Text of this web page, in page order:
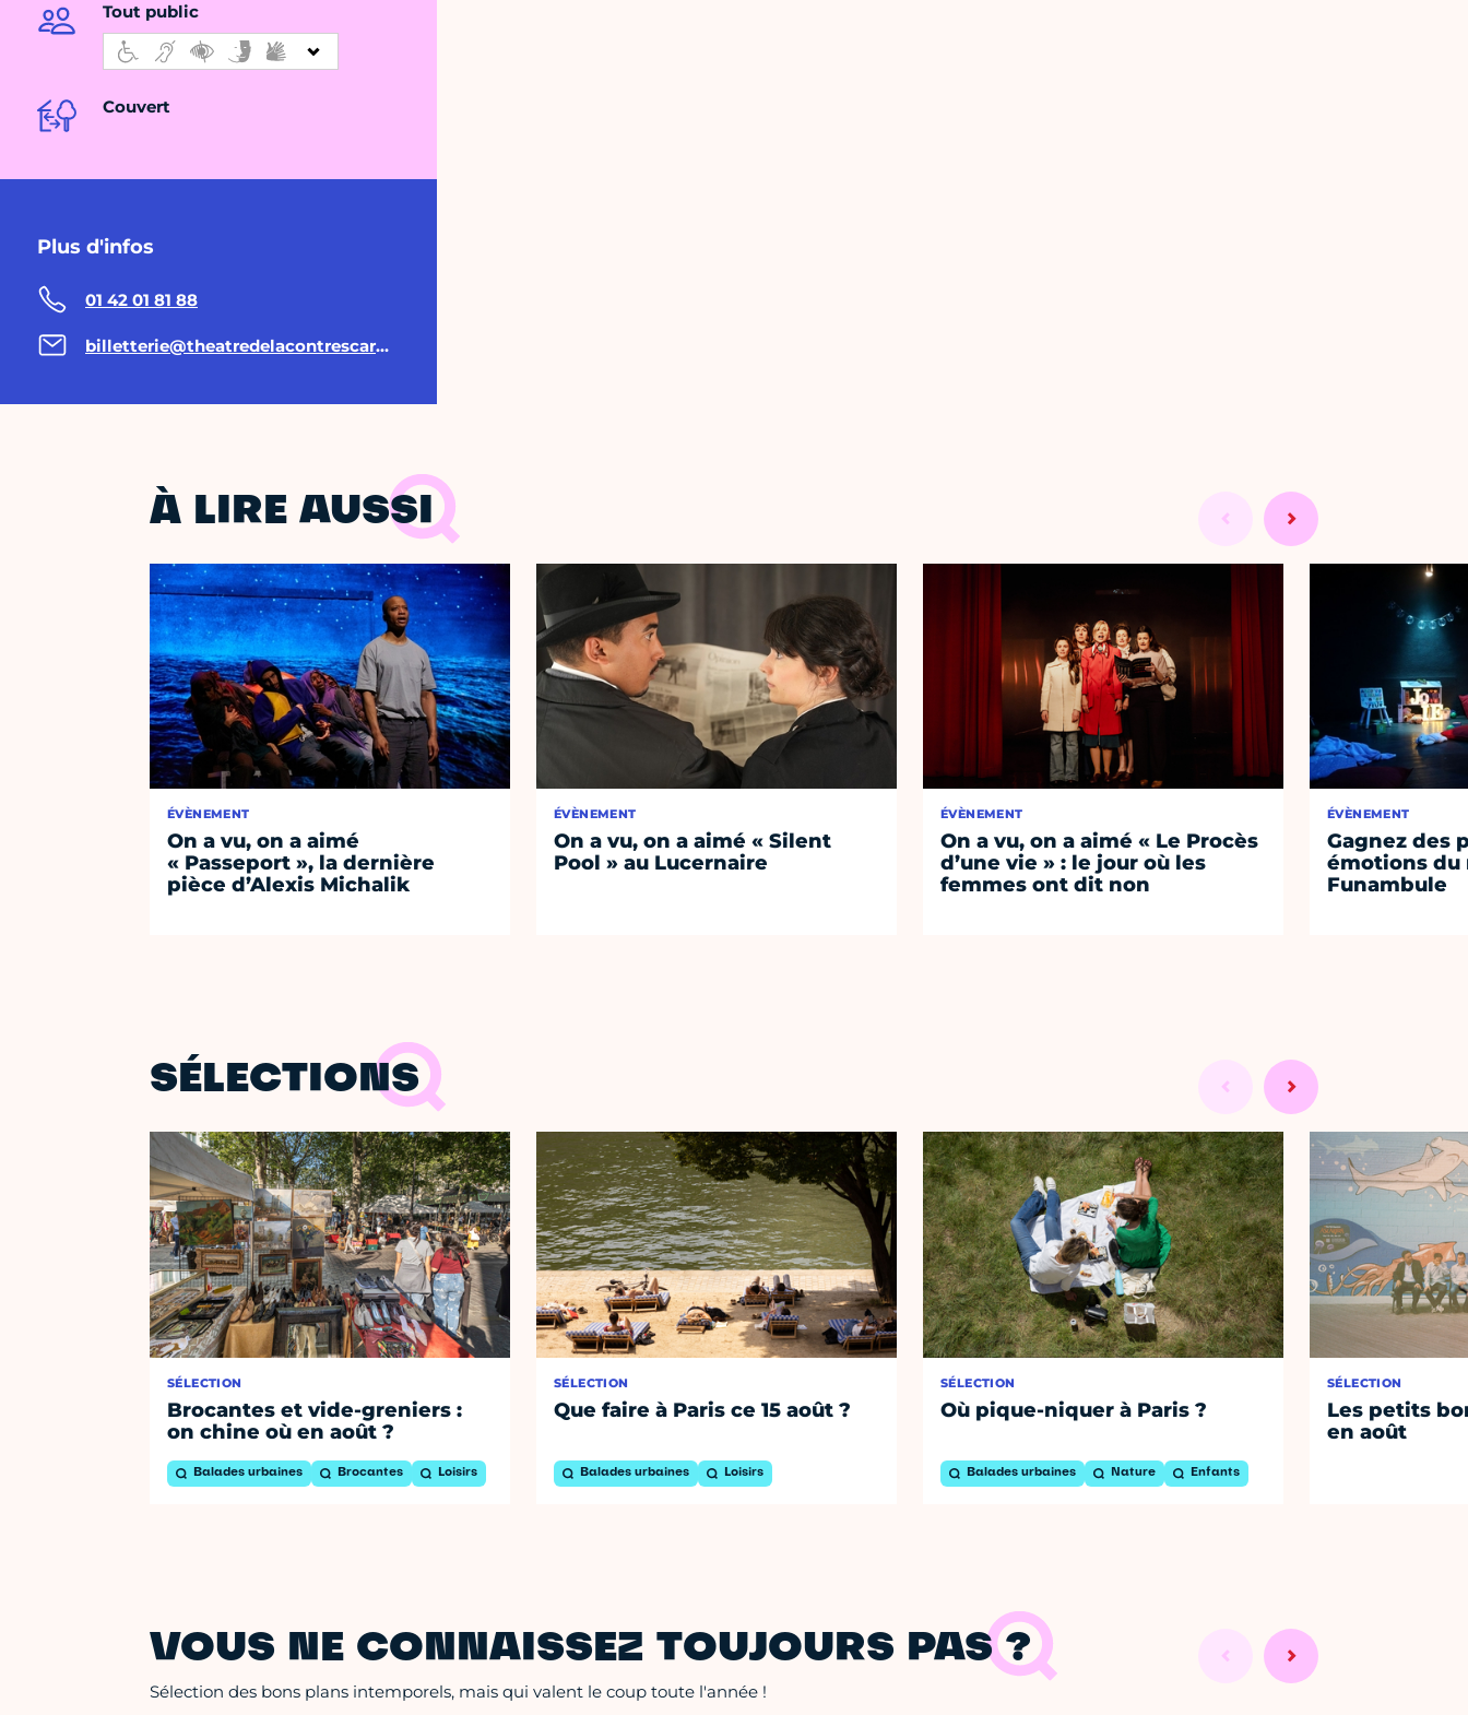
Tout public
Couvert
Plus d'infos
01 42 01 81 88
billetterie@theatredelacontrescarpe.fr
À LIRE AUSSI
ÉVÈNEMENT
On a vu, on a aimé
« Passeport », la dernière
pièce d’Alexis Michalik
ÉVÈNEMENT
On a vu, on a aimé « Silent
Pool » au Lucernaire
ÉVÈNEMENT
On a vu, on a aimé « Le Procès
d’une vie » : le jour où les
femmes ont dit non
ÉVÈNEMENT
Gagnez des
émotions du
Funambule
SÉLECTIONS
SÉLECTION
Brocantes et vide-greniers :
on chine où en août ?
Balades urbaines Brocantes Loisirs
SÉLECTION
Que faire à Paris ce 15 août ?
Balades urbaines Loisirs
SÉLECTION
Où pique-niquer à Paris ?
Balades urbaines Nature Enfants
SÉLECTION
Les petits
en août
VOUS NE CONNAISSEZ TOUJOURS PAS ?
Sélection des bons plans intemporels, mais qui valent le coup toute l'année !